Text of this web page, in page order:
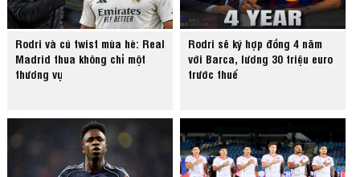
Rodri và cú twist mùa hè: Real
Madrid thua không chỉ một
thương vụ
Rodri sẽ ký hợp đồng 4 năm
với Barca, lương 30 triệu euro
trước thuế